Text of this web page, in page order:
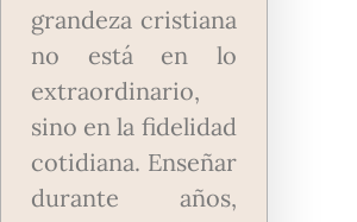
grandeza cristiana
no está en lo
extraordinario,
sino en la fidelidad
cotidiana. Enseñar
durante años,